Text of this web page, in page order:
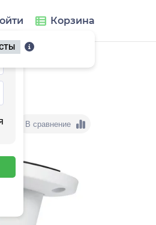
Корзина
В сравнение